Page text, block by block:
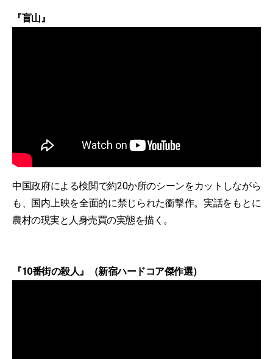
『盲山』
中国政府による検閲で約20か所のシーンをカットしながら
も、国内上映を全面的に禁じられた衝撃作。実話をもとに
農村の現実と人身売買の実態を描く。
『10番街の殺人』（新宿ハードコア傑作選）